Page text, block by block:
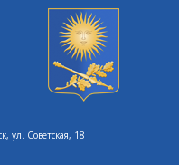
ул. Советская, 18